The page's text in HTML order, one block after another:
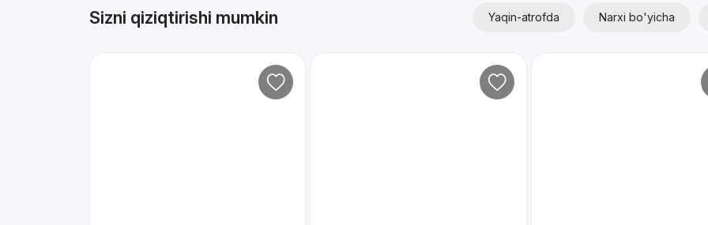
Sizni qiziqtirishi mumkin Yaqin-atrofda Narxi bo'yicha